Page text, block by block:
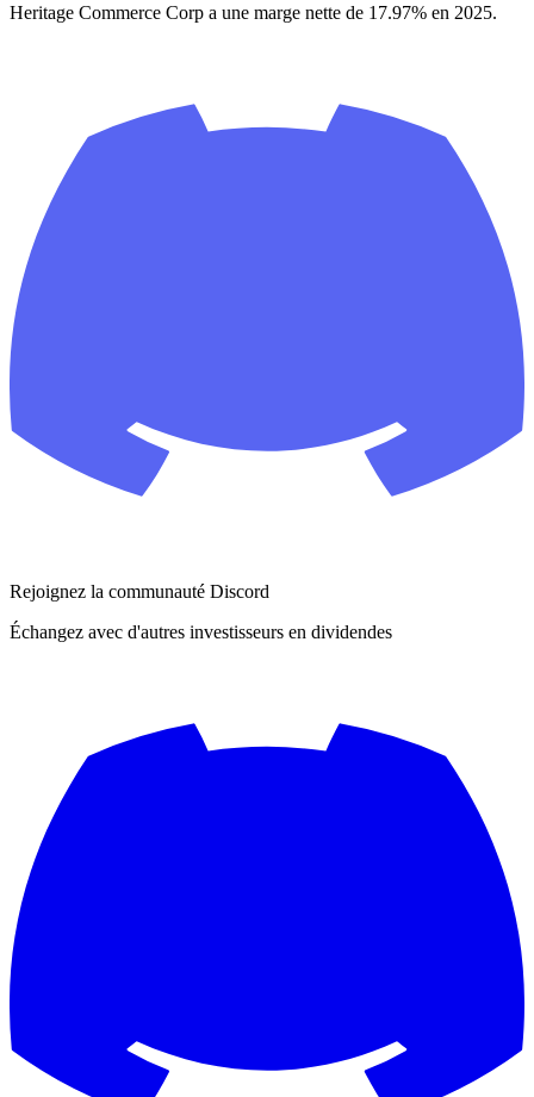
Heritage Commerce Corp a une marge nette de 17.97% en 2025.
Rejoignez la communauté Discord
Échangez avec d'autres investisseurs en dividendes